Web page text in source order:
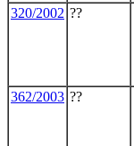
320/2002 ??
362/2003 ??